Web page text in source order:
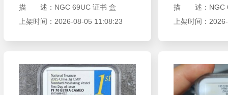
描 述：NGC 69UC 证书 盒
上架时间：2026-08-05 11:08:23
描 述：NGC
上架时间：